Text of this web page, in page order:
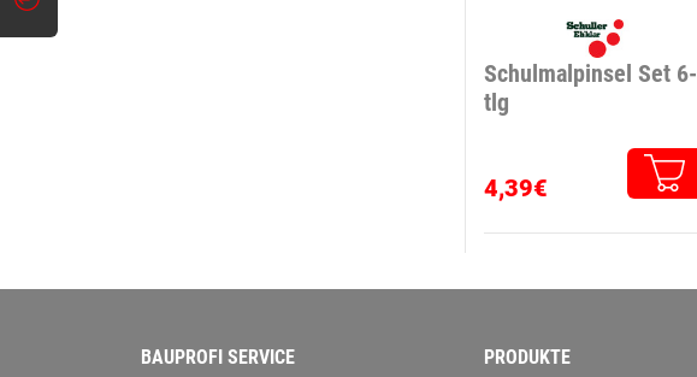
Schulmalpinsel Set 6-
tlg
4,39€
BAUPROFI SERVICE PRODUKTE